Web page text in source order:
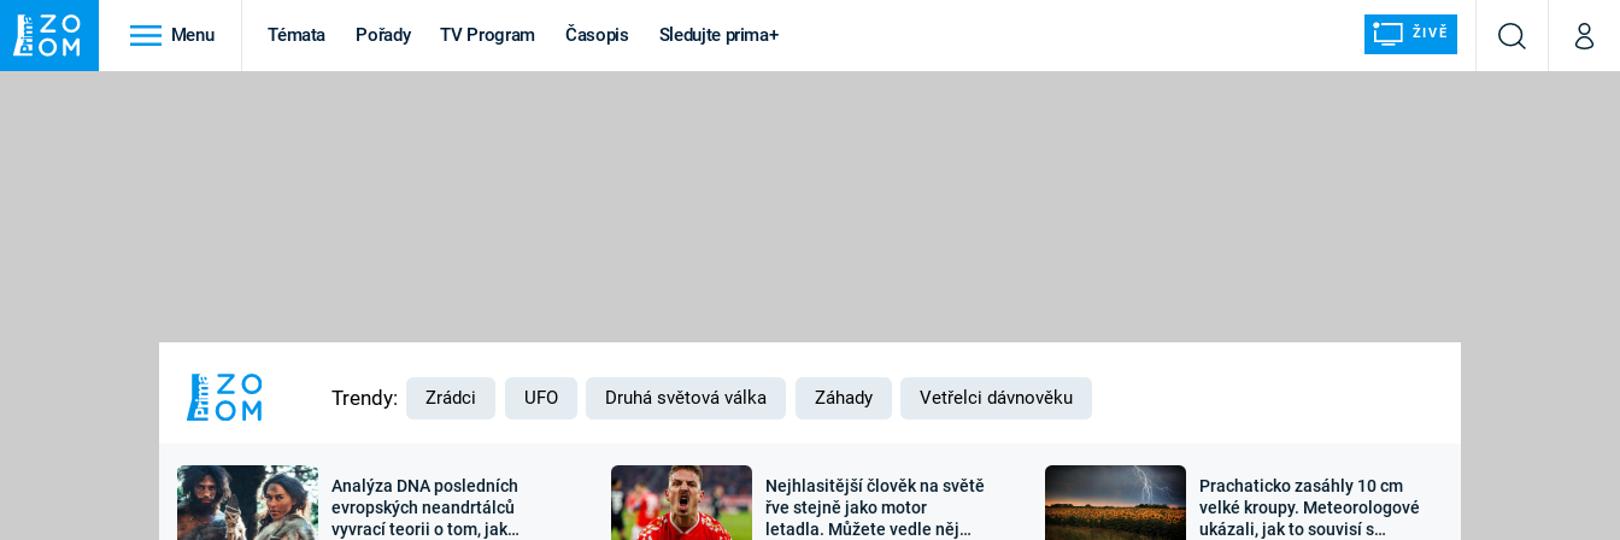
Menu Témata Pořady TV Program Časopis Sledujte prima+ ŽIVĚ
VyhledáváníMůj
MARS
Výročí
Záhady a
Zajímavosti Sledujte nás
Trendy: Zrádci UFO Druhá světová válka Záhady Vetřelci dávnověku
Analýza DNA posledních
evropských neandrtálců
vyvrací teorii o tom, jak
Nejhlasitější člověk na světě
řve stejně jako motor
letadla. Můžete vedle něj
Prachaticko zasáhly 10 cm
velké kroupy. Meteorologové
ukázali, jak to souvisí s